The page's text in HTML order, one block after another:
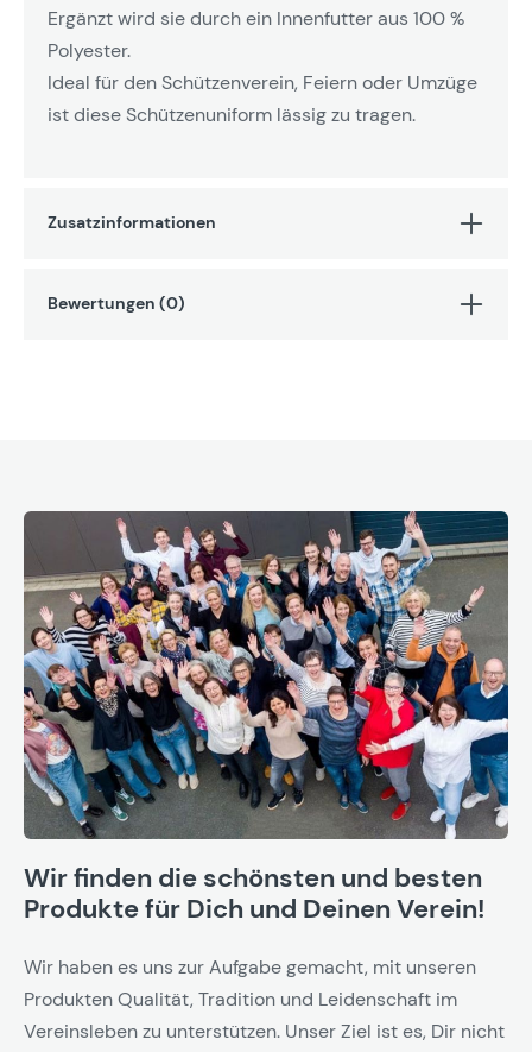
Ergänzt wird sie durch ein Innenfutter aus 100 %
Polyester.
Ideal für den Schützenverein, Feiern oder Umzüge
ist diese Schützenuniform lässig zu tragen.
Zusatzinformationen
Bewertungen (0)
Wir finden die schönsten und besten
Produkte für Dich und Deinen Verein!
Wir haben es uns zur Aufgabe gemacht, mit unseren
Produkten Qualität, Tradition und Leidenschaft im
Vereinsleben zu unterstützen. Unser Ziel ist es, Dir nicht